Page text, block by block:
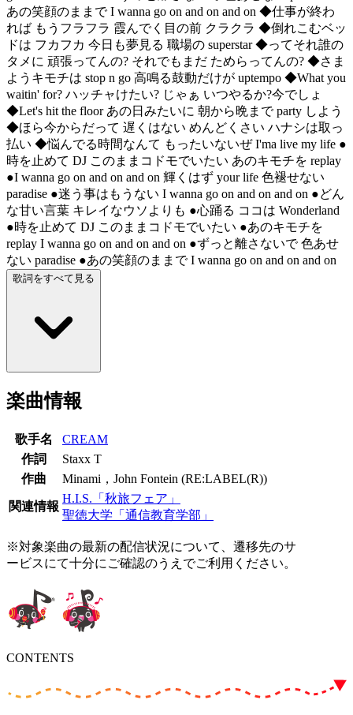
あの笑顔のままで I wanna go on and on and on ◆仕事が終わ
れば もうフラフラ 霞んでく目の前 クラクラ ◆倒れこむベッ
ドは フカフカ 今日も夢見る 職場の superstar ◆ってそれ誰の
タメに 頑張ってんの? それでもまだ ためらってんの? ◆さま
ようキモチは stop n go 高鳴る鼓動だけが uptempo ◆What you
waitin' for? ハッチャけたい? じゃぁ いつやるか?今でしょ
◆Let's hit the floor あの日みたいに 朝から晩まで party しよう
◆ほら今からだって 遅くはない めんどくさい ハナシは取っ
払い ◆悩んでる時間なんて もったいないぜ I'ma live my life ●
時を止めて DJ このままコドモでいたい あのキモチを replay
●I wanna go on and on and on 輝くはず your life 色褪せない
paradise ●迷う事はもうない I wanna go on and on and on ●どん
な甘い言葉 キレイなウソよりも ●心踊る ココは Wonderland
●時を止めて DJ このままコドモでいたい ●あのキモチを
replay I wanna go on and on and on ●ずっと離さないで 色あせ
ない paradise ●あの笑顔のままで I wanna go on and on and on
歌詞をすべて見る
楽曲情報
歌手名
CREAM
作詞
Staxx T
作曲
Minami，John Fontein (RE:LABEL(R))
関連情報
H.I.S.「秋旅フェア」
聖徳大学「通信教育学部」
※対象楽曲の最新の配信状況について、遷移先のサ
ービスにて十分にご確認のうえでご利用ください。
CONTENTS